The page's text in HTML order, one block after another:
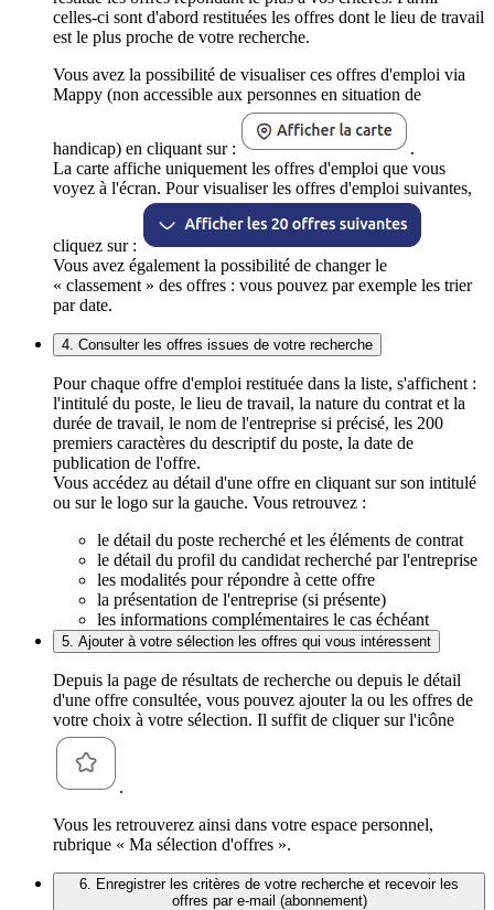
celles-ci sont d'abord restituées les offres dont le lieu de travail
est le plus proche de votre recherche.
Vous avez la possibilité de visualiser ces offres d'emploi via
Mappy (non accessible aux personnes en situation de
handicap) en cliquant sur :
.
La carte affiche uniquement les offres d'emploi que vous
voyez à l'écran. Pour visualiser les offres d'emploi suivantes,
cliquez sur :
Vous avez également la possibilité de changer le
« classement » des offres : vous pouvez par exemple les trier
par date.
4. Consulter les offres issues de votre recherche
Pour chaque offre d'emploi restituée dans la liste, s'affichent :
l'intitulé du poste, le lieu de travail, la nature du contrat et la
durée de travail, le nom de l'entreprise si précisé, les 200
premiers caractères du descriptif du poste, la date de
publication de l'offre.
Vous accédez au détail d'une offre en cliquant sur son intitulé
ou sur le logo sur la gauche. Vous retrouvez :
le détail du poste recherché et les éléments de contrat
le détail du profil du candidat recherché par l'entreprise
les modalités pour répondre à cette offre
la présentation de l'entreprise (si présente)
les informations complémentaires le cas échéant
5. Ajouter à votre sélection les offres qui vous intéressent
Depuis la page de résultats de recherche ou depuis le détail
d'une offre consultée, vous pouvez ajouter la ou les offres de
votre choix à votre sélection. Il suffit de cliquer sur l'icône
.
Vous les retrouverez ainsi dans votre espace personnel,
rubrique « Ma sélection d'offres ».
6. Enregistrer les critères de votre recherche et recevoir les
offres par e-mail (abonnement)